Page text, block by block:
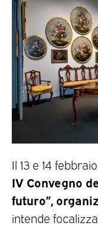
Il 13 e 14
IV Convegno
futuro”,
intende